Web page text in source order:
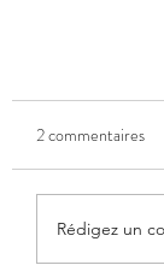
Certificat
2 commentaires
Rédigez un